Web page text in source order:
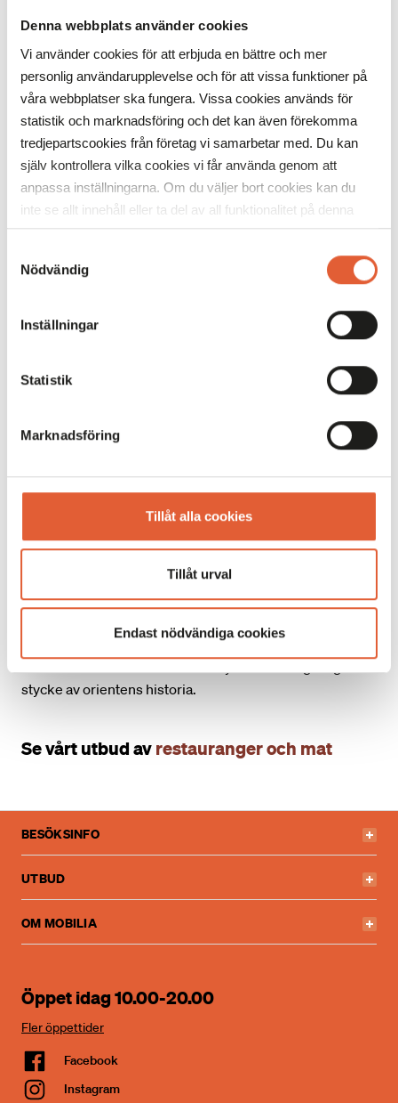
Denna webbplats använder cookies
Vi använder cookies för att erbjuda en bättre och mer
personlig användarupplevelse och för att vissa funktioner på
våra webbplatser ska fungera. Vissa cookies används för
statistik och marknadsföring och det kan även förekomma
tredjepartscookies från företag vi samarbetar med. Du kan
själv kontrollera vilka cookies vi får använda genom att
anpassa inställningarna. Om du väljer bort cookies kan du
inte se allt innehåll eller ta del av all funktionalitet på denna
webbplats.
Nödvändig
Inställningar
Statistik
Marknadsföring
Tillåt alla cookies
Tillåt urval
Endast nödvändiga cookies
GOGO Grill & Green serverar en mix av traditionella
rätter som falafel, kebab och shawarma deluxe. Här finns
även en stor salladsbar där man komponerar sin egen
fräscha sallad samt äkta italiensk glass med många olika
smaker.
Mangal
shish kebab, falafel och shawarma. Här används de
stycke av orientens historia.
Se vårt utbud av restauranger och mat
BESÖKSINFO
UTBUD
OM MOBILIA
Öppet idag 10.00-20.00
Fler öppettider
Facebook
Instagram